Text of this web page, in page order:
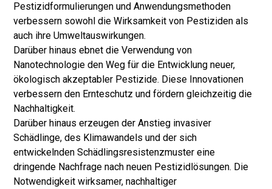
Pestizidformulierungen und Anwendungsmethoden
verbessern sowohl die Wirksamkeit von Pestiziden als
auch ihre Umweltauswirkungen.
Darüber hinaus ebnet die Verwendung von
Nanotechnologie den Weg für die Entwicklung neuer,
ökologisch akzeptabler Pestizide. Diese Innovationen
verbessern den Ernteschutz und fördern gleichzeitig die
Nachhaltigkeit.
Darüber hinaus erzeugen der Anstieg invasiver
Schädlinge, des Klimawandels und der sich
entwickelnden Schädlingsresistenzmuster eine
dringende Nachfrage nach neuen Pestizidlösungen. Die
Notwendigkeit wirksamer, nachhaltiger